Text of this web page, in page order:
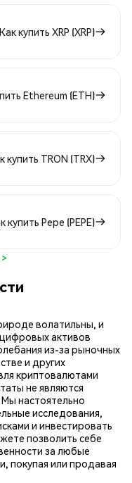
Как купить XRP (XRP)
Ethereum (ETH)
купить TRON (TRX)
купить Pepe (PEPE)
волатильны, и
цифровых активов
из-за рыночных
и других
криптовалютами
не являются
настоятельно
исследования,
и инвестировать
позволить себе
за любые
покупая или продавая